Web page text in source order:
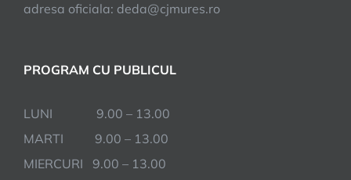
adresa oficiala: deda@cjmures.ro
PROGRAM CU PUBLICUL
LUNI 9.00 – 13.00
MARTI 9.00 – 13.00
MIERCURI 9.00 – 13.00